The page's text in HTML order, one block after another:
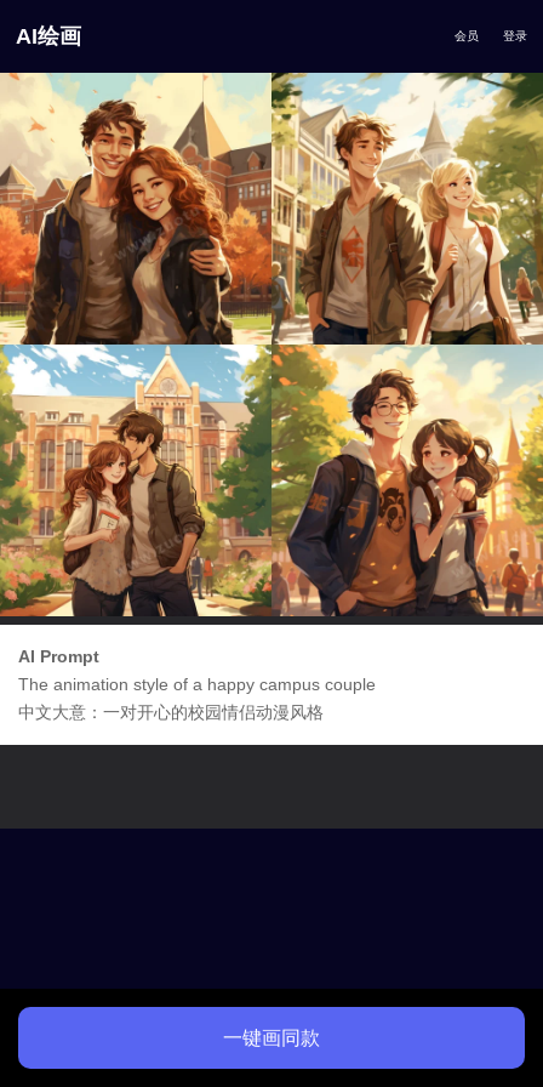
AI绘画 会员 登录
AI Prompt
The animation style of a happy campus couple
中文大意：一对开心的校园情侣动漫风格
一键画同款